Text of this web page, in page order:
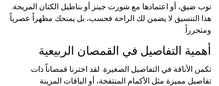
توب ضيق، أو اعتمادها مع شورت جينز أو بناطيل الكتان المريحة.
هذا التنسيق لا يضمن لك الراحة فحسب، بل يمنحك مظهراً عصرياً
ومتحرراً.
أهمية التفاصيل في القمصان الربيعية
تكمن الأناقة في التفاصيل الصغيرة. لقد اخترنا قمصاناً ذات
تفاصيل مميزة مثل الأكمام المنتفخة، أو الياقات المزينة